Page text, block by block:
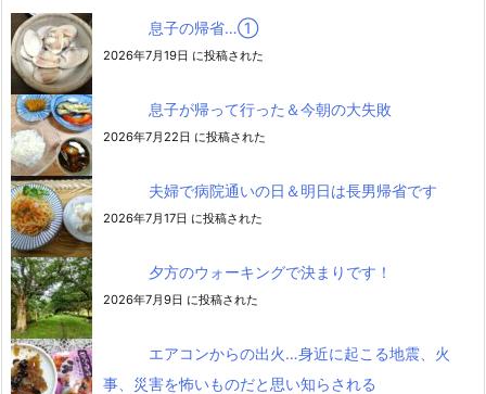
息子の帰省…➀
2026年7月19日 に投稿された
息子が帰って行った＆今朝の大失敗
2026年7月22日 に投稿された
夫婦で病院通いの日＆明日は長男帰省です
2026年7月17日 に投稿された
夕方のウォーキングで決まりです！
2026年7月9日 に投稿された
エアコンからの出火…身近に起こる地震、火
事、災害を怖いものだと思い知らされる